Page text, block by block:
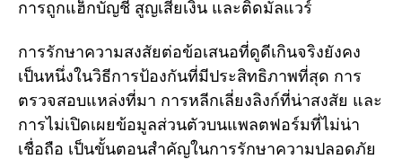
การถูกแฮ็กบัญชี สูญเสียเงิน และติดมัลแวร์
การรักษาความสงสัยต่อข้อเสนอที่ดูดีเกินจริงยังคง
เป็นหนึ่งในวิธีการป้องกันที่มีประสิทธิภาพที่สุด การ
ตรวจสอบแหล่งที่มา การหลีกเลี่ยงลิงก์ที่น่าสงสัย และ
การไม่เปิดเผยข้อมูลส่วนตัวบนแพลตฟอร์มที่ไม่น่า
เชื่อถือ เป็นขั้นตอนสำคัญในการรักษาความปลอดภัย